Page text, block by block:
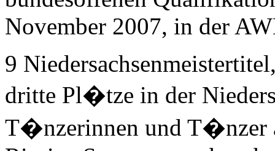
November 2007, in der
9
dritte Pl�tze in der
T�nzerinnen und T�nzer